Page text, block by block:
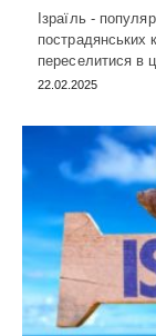
Ізраїль -
пострадянських
переселитися в
22.02.2025